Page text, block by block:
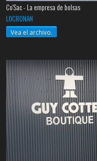
Co'Sac - La empresa de bolsas
LOCRONAN
Vea el archivo.